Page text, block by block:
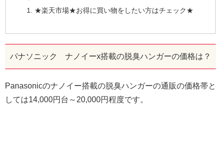
★楽天市場★お得に買い物をしたい方はチェック★
パナソニック ナノイーx搭載の脱臭ハンガーの価格は？
Panasonicのナノイー搭載の脱臭ハンガーの通販の価格帯と
しては14,000円台～20,000円程度です。